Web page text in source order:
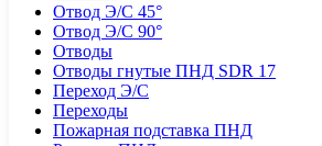
Отвод Э/С 45°
Отвод Э/С 90°
Отводы
Отводы гнутые ПНД SDR 17
Переход Э/С
Переходы
Пожарная подставка ПНД